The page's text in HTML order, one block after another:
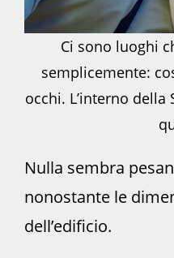
Ci sono luoghi
semplicemente:
occhi. L’interno della
Nulla sembra
nonostante le
dell’edificio.